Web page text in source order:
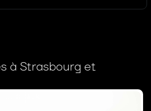
à Strasbourg et